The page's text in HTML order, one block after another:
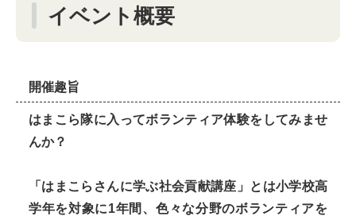
イベント概要
開催趣旨
はまこら隊に入ってボランティア体験をしてみませ
んか？
「はまこらさんに学ぶ社会貢献講座」とは小学校高
学年を対象に1年間、色々な分野のボランティアを